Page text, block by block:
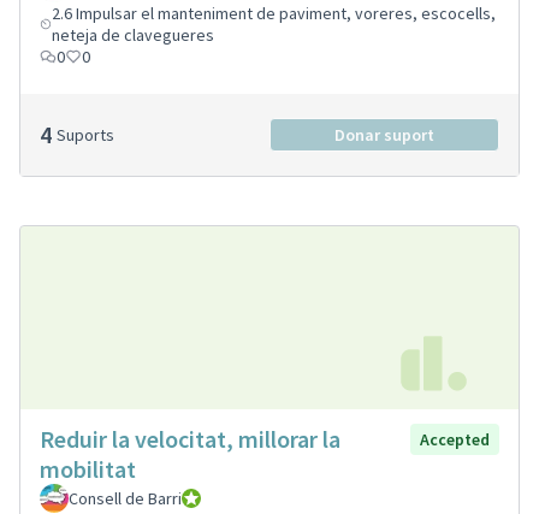
2.6 Impulsar el manteniment de paviment, voreres, escocells,
neteja de clavegueres
0
0
4 Suports Donar suport
Reduir la velocitat, millorar la
mobilitat
Accepted
Consell de BarriConsell de Barri